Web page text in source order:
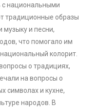
с национальными
традиционные образы
музыку и песни,
что помогало им
колорит.
о традициях,
на вопросы о
символах и кухне,
народов. В